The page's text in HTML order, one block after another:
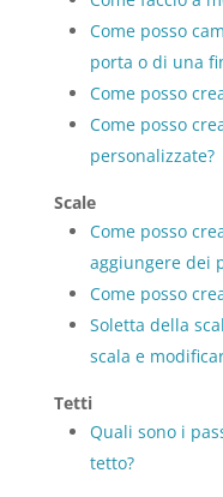
Come posso
porta o di una
Come posso
Come posso
personalizzate?
Scale
Come posso
aggiungere dei
Come posso
Soletta della
scala e
Tetti
Quali sono i
tetto?